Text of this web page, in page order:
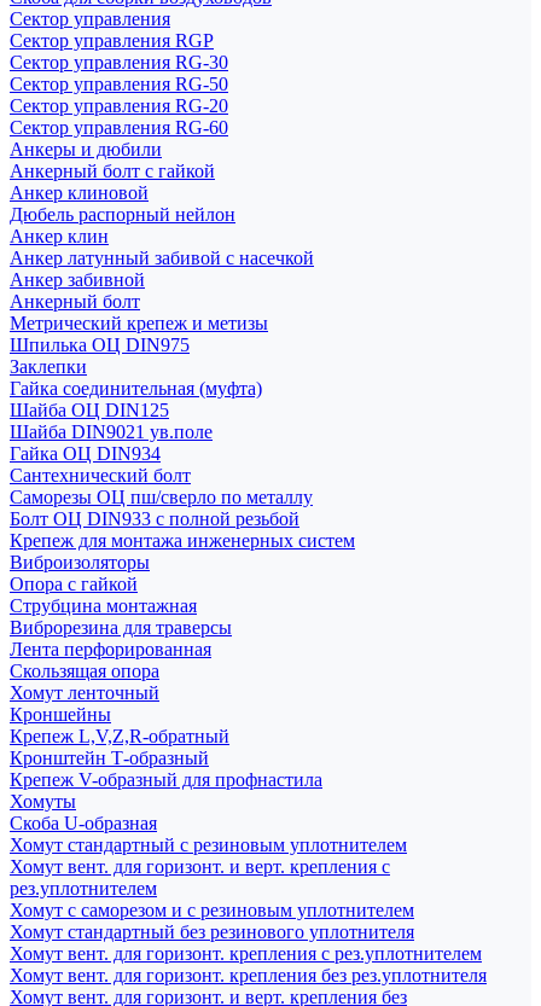
Сектор управления
Сектор управления RGP
Сектор управления RG-30
Сектор управления RG-50
Сектор управления RG-20
Сектор управления RG-60
Анкеры и дюбили
Анкерный болт с гайкой
Анкер клиновой
Дюбель распорный нейлон
Анкер клин
Анкер латунный забивой с насечкой
Анкер забивной
Анкерный болт
Метрический крепеж и метизы
Шпилька ОЦ DIN975
Заклепки
Гайка соединительная (муфта)
Шайба ОЦ DIN125
Шайба DIN9021 ув.поле
Гайка ОЦ DIN934
Сантехнический болт
Саморезы ОЦ пш/сверло по металлу
Болт ОЦ DIN933 с полной резьбой
Крепеж для монтажа инженерных систем
Виброизоляторы
Опора с гайкой
Струбцина монтажная
Виброрезина для траверсы
Лента перфорированная
Скользящая опора
Хомут ленточный
Кроншейны
Крепеж L,V,Z,R-обратный
Кронштейн Т-образный
Крепеж V-образный для профнастила
Хомуты
Скоба U-образная
Хомут стандартный с резиновым уплотнителем
Хомут вент. для горизонт. и верт. крепления с
рез.уплотнителем
Хомут с саморезом и с резиновым уплотнителем
Хомут стандартный без резинового уплотнителя
Хомут вент. для горизонт. крепления с рез.уплотнителем
Хомут вент. для горизонт. крепления без рез.уплотнителя
Хомут вент. для горизонт. и верт. крепления без